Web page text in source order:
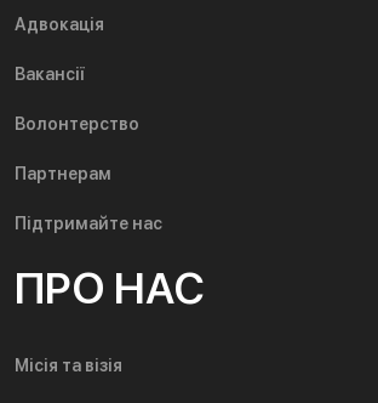
Адвокація
Вакансії
Волонтерство
Партнерам
Підтримайте нас
ПРО НАС
Місія та візія